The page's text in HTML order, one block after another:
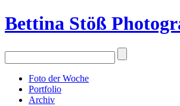
Bettina Stöß
Foto der Woche
Portfolio
Archiv